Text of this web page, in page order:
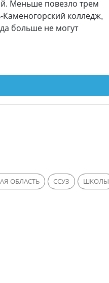
Меньше повезло трем
колледж,
больше не могут
ОБЛАСТЬ ССУЗ ШКОЛЫ